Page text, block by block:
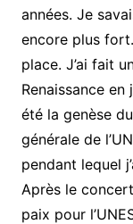
années. Je
encore plus
place. J’ai fait
Renaissance
été la genèse
générale de
pendant lequel
Après le
paix pour